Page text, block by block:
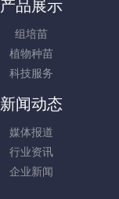
产品展示
组培苗
植物种苗
科技服务
新闻动态
媒体报道
行业资讯
企业新闻